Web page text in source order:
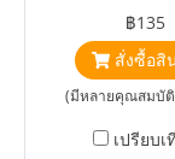
by Studio
฿135
สั่งซื้อสิ
(มีหลายคุณสมบัติ
เปรียบเ